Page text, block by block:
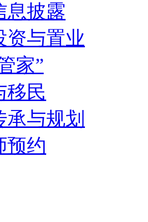
息披露
资与置业
家”
移民
承与规划
预约